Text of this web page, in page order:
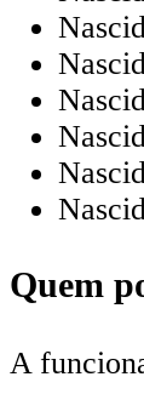
Quem
A